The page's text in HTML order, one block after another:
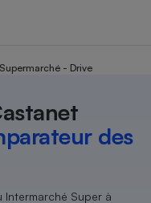
Supermarché - Drive
des
Intermarché Super à
de défense
judiciairegratuit
- Vente - Travaux
administrative
aérien